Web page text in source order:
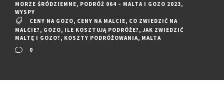
MORZE ŚRÓDZIEMNE, PODRÓŻ 064 – MALTA I GOZO 2023,
WYSPY
CENY NA GOZO, CENY NA MALCIE, CO ZWIEDZIĆ NA
MALCIE? , GOZO, ILE KOSZTUJĄ PODRÓŻE? , JAK ZWIEDZIĆ
MALTĘ I GOZO? , KOSZTY PODRÓŻOWANIA, MALTA
0